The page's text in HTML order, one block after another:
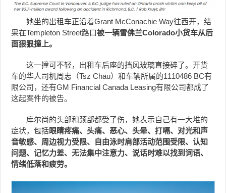
她坐的出租车正沿着Grant McConachie Way往西开，结
果在Templeton Street路口被一辆雪佛兰Colorado小货车从后
面狠狠撞上。
这一撞可不轻，出租车后座的挡风玻璃直接碎了。开货
车的华人司机周志（Tsz Chau）和车辆所属的1110486 BC有
限公司，还有GM Financial Canada Leasing有限公司都成了
这起案件的被告。
库尔尚的头部和颈部都受了伤，她表示自己有一大堆的
症状，包括眼睛疼痛、头痛、恶心、头晕、打嗝、对光和声
音敏感、周边视力受限、自由泳时肩部活动范围受限、认知
问题、记忆力差、无法集中注意力、说话时难以找到词语、
情绪低落和疲劳。